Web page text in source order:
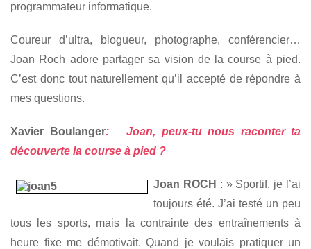
programmateur informatique.
Coureur d’ultra, blogueur, photographe, conférencier…
Joan Roch adore partager sa vision de la course à pied.
C’est donc tout naturellement qu’il accepté de répondre à
mes questions.
Xavier Boulanger: Joan, peux-tu nous raconter ta
découverte la course à pied ?
Joan ROCH : » Sportif, je l’ai
toujours été. J’ai testé un peu
tous les sports, mais la contrainte des entraînements à
heure fixe me démotivait. Quand je voulais pratiquer un